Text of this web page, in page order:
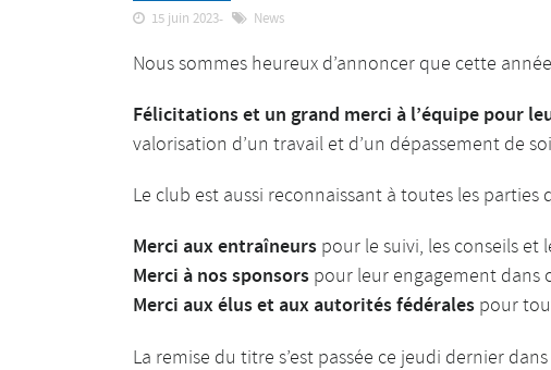
15 juin 2023 News
Nous sommes heureux d’annoncer que cette
Félicitations et un grand merci à l’équipe pour
valorisation d’un travail et d’un dépassement de
Le club est aussi reconnaissant à toutes les
Merci aux entraîneurs pour le suivi, les conseils et
Merci à nos sponsors pour leur engagement dans
Merci aux élus et aux autorités fédérales pour
La remise du titre s’est passée ce jeudi dernier